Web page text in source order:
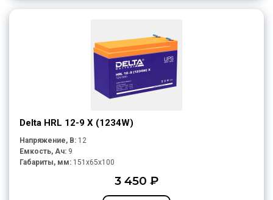
Delta HRL 12-9 X (1234W)
Напряжение, В: 12
Емкость, Ач: 9
Габариты, мм: 151x65x100
3 450 ₽